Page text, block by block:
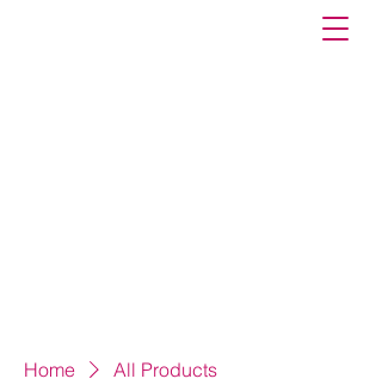
Home All Products